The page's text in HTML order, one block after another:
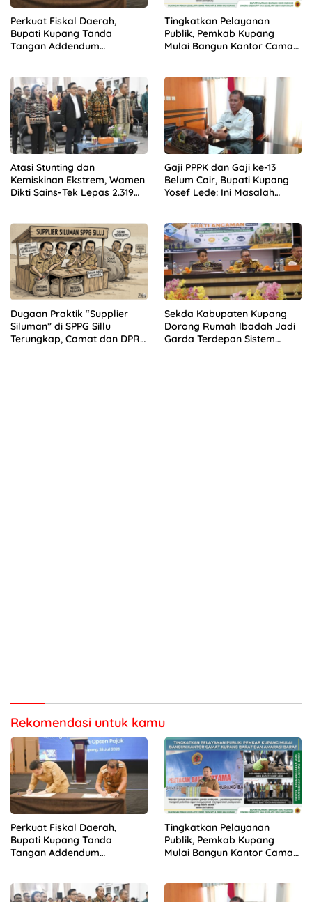
Baca Juga : Tingkatkan Pelayanan Publik, Pemkab
Kupang Mulai Bangun Kantor Camat Kupang Barat
dan Amarasi Barat
Perkuat Fiskal Daerah,
Bupati Kupang Tanda
Tangan Addendum
Tingkatkan Pelayanan
Publik, Pemkab Kupang
Mulai Bangun Kantor Camat
Atasi Stunting dan
Kemiskinan Ekstrem, Wamen
Dikti Sains-Tek Lepas 2.319
Gaji PPPK dan Gaji ke-13
Belum Cair, Bupati Kupang
Yosef Lede: Ini Masalah
Dugaan Praktik “Supplier
Siluman” di SPPG Sillu
Terungkap, Camat dan DPRD
Sekda Kabupaten Kupang
Dorong Rumah Ibadah Jadi
Garda Terdepan Sistem
Rekomendasi untuk kamu
Perkuat Fiskal Daerah,
Bupati Kupang Tanda
Tangan Addendum
Tingkatkan Pelayanan
Publik, Pemkab Kupang
Mulai Bangun Kantor Camat